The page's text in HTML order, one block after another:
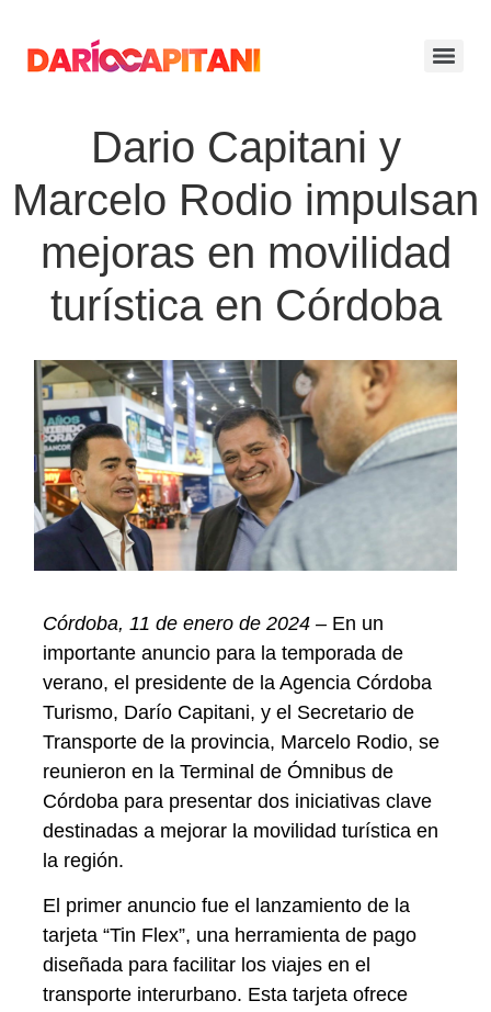
Dario Capitani y
Marcelo Rodio impulsan
mejoras en movilidad
turística en Córdoba
Córdoba, 11 de enero de 2024 – En un
importante anuncio para la temporada de
verano, el presidente de la Agencia Córdoba
Turismo, Darío Capitani, y el Secretario de
Transporte de la provincia, Marcelo Rodio, se
reunieron en la Terminal de Ómnibus de
Córdoba para presentar dos iniciativas clave
destinadas a mejorar la movilidad turística en
la región.
El primer anuncio fue el lanzamiento de la
tarjeta “Tin Flex”, una herramienta de pago
diseñada para facilitar los viajes en el
transporte interurbano. Esta tarjeta ofrece